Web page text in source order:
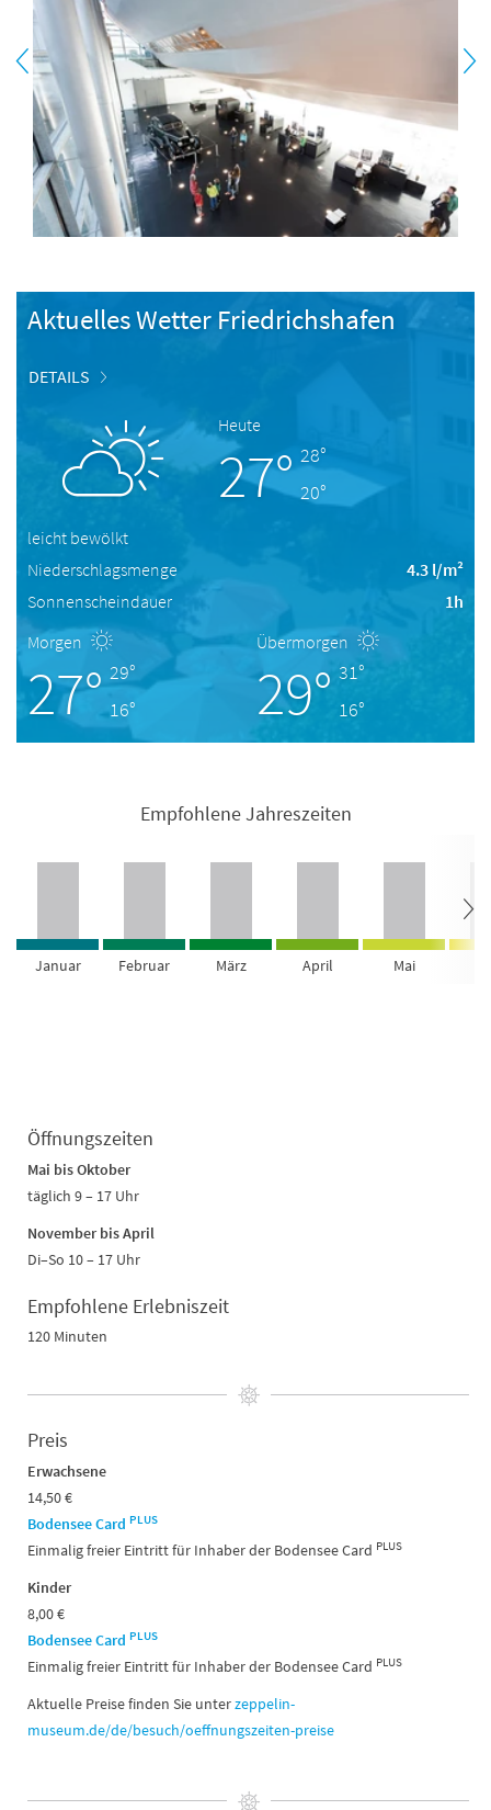
Aktuelles Wetter Friedrichshafen
DETAILS
Heute
27° 28°
20°
leicht bewölkt
Niederschlagsmenge
4.3 l/m²
Sonnenscheindauer
1h
Morgen
27° 29°
16°
Übermorgen
29° 31°
16°
Empfohlene Jahreszeiten
Januar Februar März April Mai
Öffnungszeiten
Mai bis Oktober
täglich 9 – 17 Uhr
November bis April
Di–So 10 – 17 Uhr
Empfohlene Erlebniszeit
120 Minuten
Preis
Erwachsene
14,50 €
Bodensee Card PLUS
Einmalig freier Eintritt für Inhaber der Bodensee Card PLUS
Kinder
8,00 €
Bodensee Card PLUS
Einmalig freier Eintritt für Inhaber der Bodensee Card PLUS
Aktuelle Preise finden Sie unterzeppelin-
museum.de/de/besuch/oeffnungszeiten-preise